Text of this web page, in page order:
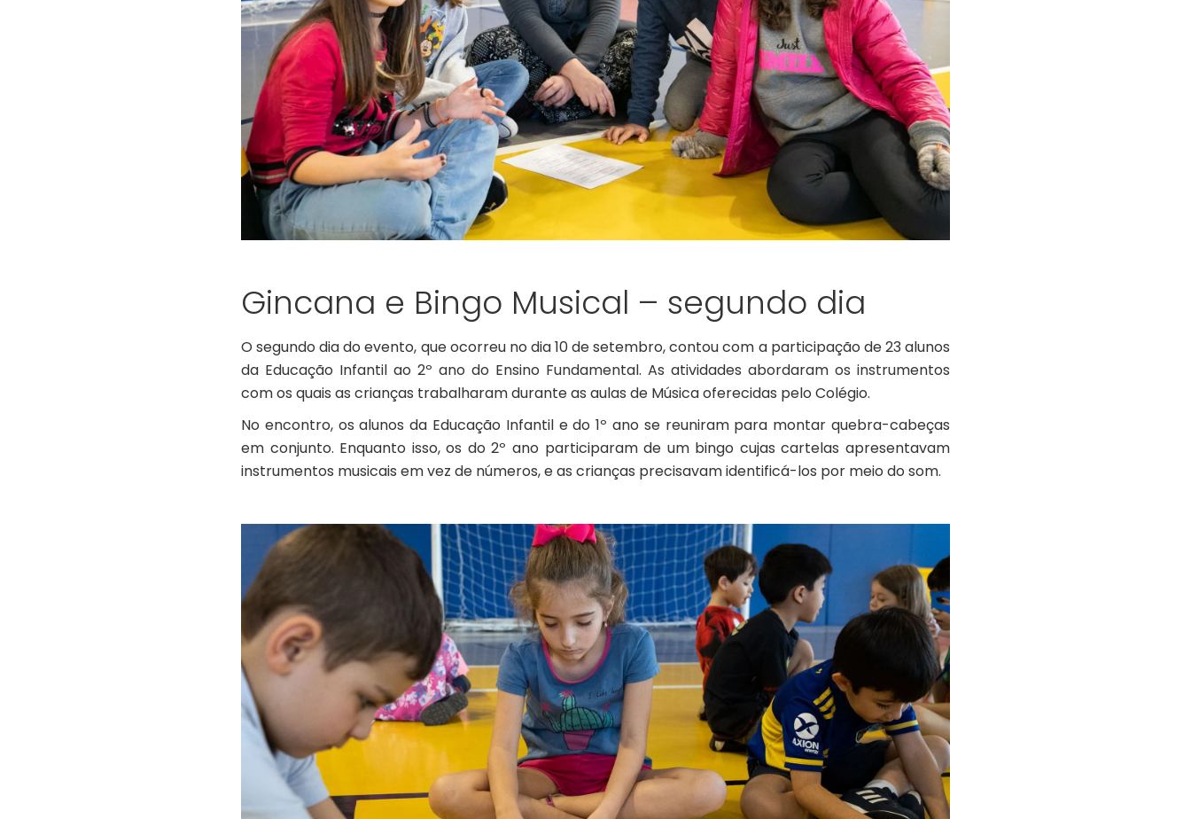
Gincana e Bingo Musical – segundo dia
O segundo dia do evento, que ocorreu no dia 10 de setembro, contou com a participação de 23 alunos
da Educação Infantil ao 2º ano do Ensino Fundamental. As atividades abordaram os instrumentos
com os quais as crianças trabalharam durante as aulas de Música oferecidas pelo Colégio.
No encontro, os alunos da Educação Infantil e do 1º ano se reuniram para montar quebra-cabeças
em conjunto. Enquanto isso, os do 2º ano participaram de um bingo cujas cartelas apresentavam
instrumentos musicais em vez de números, e as crianças precisavam identificá-los por meio do som.